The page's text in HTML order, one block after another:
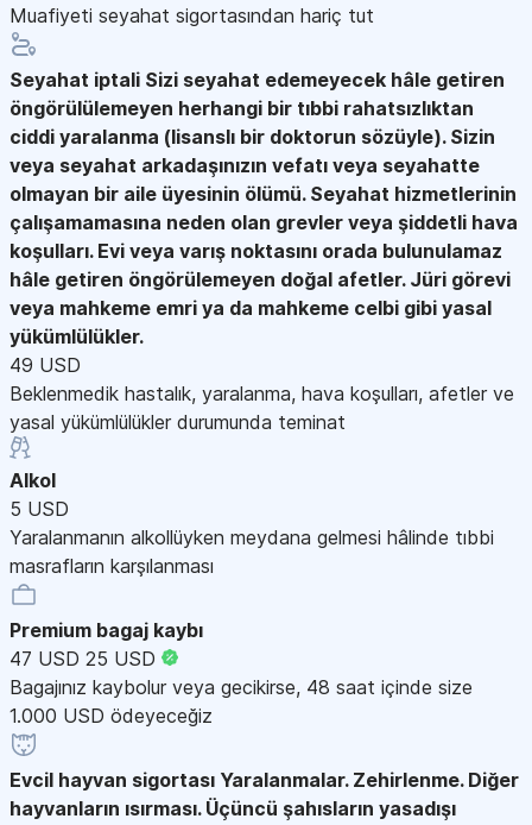
Muafiyeti seyahat sigortasından hariç tut
Seyahat iptali Sizi seyahat edemeyecek hâle getiren
öngörülülemeyen herhangi bir tıbbi rahatsızlıktan
ciddi yaralanma (lisanslı bir doktorun sözüyle). Sizin
veya seyahat arkadaşınızın vefatı veya seyahatte
olmayan bir aile üyesinin ölümü. Seyahat hizmetlerinin
çalışamamasına neden olan grevler veya şiddetli hava
koşulları. Evi veya varış noktasını orada bulunulamaz
hâle getiren öngörülemeyen doğal afetler. Jüri görevi
veya mahkeme emri ya da mahkeme celbi gibi yasal
yükümlülükler.
49 USD
Beklenmedik hastalık, yaralanma, hava koşulları, afetler ve
yasal yükümlülükler durumunda teminat
Alkol
5 USD
Yaralanmanın alkollüyken meydana gelmesi hâlinde tıbbi
masrafların karşılanması
Premium bagaj kaybı
47 USD 25 USD
Bagajınız kaybolur veya gecikirse, 48 saat içinde size
1.000 USD ödeyeceğiz
Evcil hayvan sigortası Yaralanmalar. Zehirlenme. Diğer
hayvanların ısırması. Üçüncü şahısların yasadışı